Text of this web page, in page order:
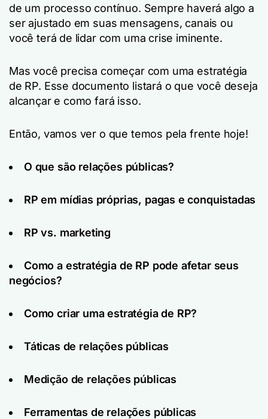
de um processo contínuo. Sempre haverá algo a
ser ajustado em suas mensagens, canais ou
você terá de lidar com uma crise iminente.
Mas você precisa começar com uma estratégia
de RP. Esse documento listará o que você deseja
alcançar e como fará isso.
Então, vamos ver o que temos pela frente hoje!
O que são relações públicas?
RP em mídias próprias, pagas e conquistadas
RP vs. marketing
Como a estratégia de RP pode afetar seus
negócios?
Como criar uma estratégia de RP?
Táticas de relações públicas
Medição de relações públicas
Ferramentas de relações públicas